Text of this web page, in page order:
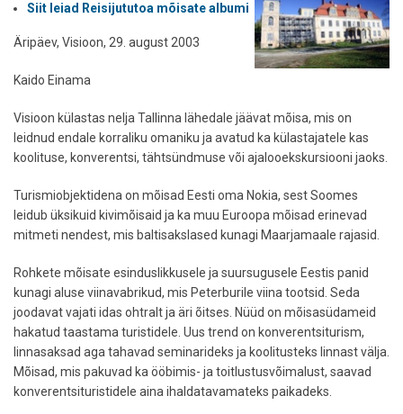
Siit leiad Reisijututoa mõisate albumi
Äripäev, Visioon, 29. august 2003
Kaido Einama
Visioon külastas nelja Tallinna lähedale jäävat mõisa, mis on
leidnud endale korraliku omaniku ja avatud ka külastajatele kas
koolituse, konverentsi, tähtsündmuse või ajalooekskursiooni jaoks.
Turismiobjektidena on mõisad Eesti oma Nokia, sest Soomes
leidub üksikuid kivimõisaid ja ka muu Euroopa mõisad erinevad
mitmeti nendest, mis baltisakslased kunagi Maarjamaale rajasid.
Rohkete mõisate esinduslikkusele ja suursugusele Eestis panid
kunagi aluse viinavabrikud, mis Peterburile viina tootsid. Seda
joodavat vajati idas ohtralt ja äri õitses. Nüüd on mõisasüdameid
hakatud taastama turistidele. Uus trend on konverentsiturism,
linnasaksad aga tahavad seminarideks ja koolitusteks linnast välja.
Mõisad, mis pakuvad ka ööbimis- ja toitlustusvõimalust, saavad
konverentsituristidele aina ihaldatavamateks paikadeks.